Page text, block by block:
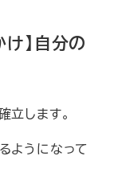
】自分の
します。
ようになって